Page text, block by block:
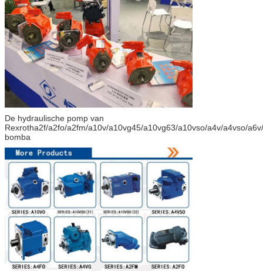
De hydraulische pomp van
Rexrotha2f/a2fo/a2fm/a10v/a10vg45/a10vg63/a10vso/a4v/a4vso/
bomba